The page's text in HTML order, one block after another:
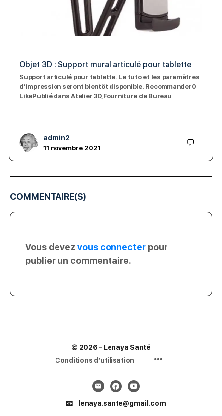
Objet 3D : Support mural articulé pour tablette
Support articulé pour tablette. Le tuto et les paramètres
d’impression seront bientôt disponible. Recommander0
LikePublié dans Atelier 3D,Fourniture de Bureau
admin2
11 novembre 2021
COMMENTAIRE(S)
Vous devez vous connecter pour
publier un commentaire.
© 2026 - Lenaya Santé
Conditions d’utilisation
📧 lenaya.sante@gmail.com